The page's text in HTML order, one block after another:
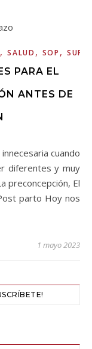
,SALUD , SOP ,
PARA EL
ANTES DE
diferentes y muy
preconcepción, El
parto Hoy nos
1 mayo 2023